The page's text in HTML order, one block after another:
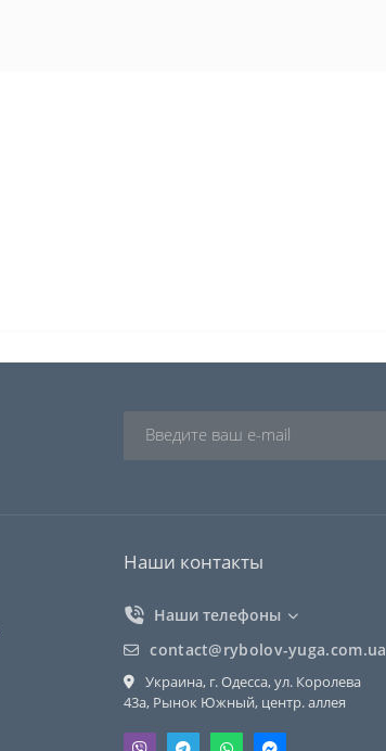
Наши контакты
Наши телефоны
contact@rybolov-yuga.com.ua
Украина, г. Одесса, ул. Королева
43a, Рынок Южный, центр. аллея